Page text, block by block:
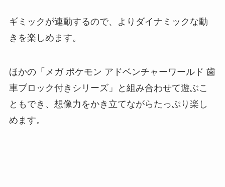
ギミックが連動するので、よりダイナミックな動
きを楽しめます。
ほかの「メガ ポケモン アドベンチャーワールド 歯
車ブロック付きシリーズ」と組み合わせて遊ぶこ
ともでき、想像力をかき立てながらたっぷり楽し
めます。